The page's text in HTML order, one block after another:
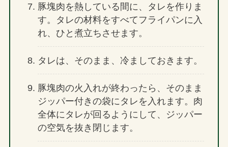
豚塊肉を熱している間に、タレを作りま
す。タレの材料をすべてフライパンに入
れ、ひと煮立ちさせます。
タレは、そのまま、冷ましておきます。
豚塊肉の火入れが終わったら、そのまま
ジッパー付きの袋にタレを入れます。肉
全体にタレが回るようにして、ジッパー
の空気を抜き閉じます。